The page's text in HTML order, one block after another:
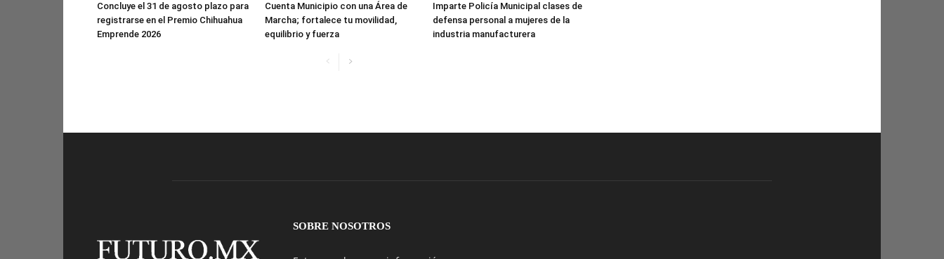
Concluye el 31 de agosto plazo para
registrarse en el Premio Chihuahua
Emprende 2026
Cuenta Municipio con una Área de
Marcha; fortalece tu movilidad,
equilibrio y fuerza
Imparte Policía Municipal clases de
defensa personal a mujeres de la
industria manufacturera
SOBRE NOSOTROS